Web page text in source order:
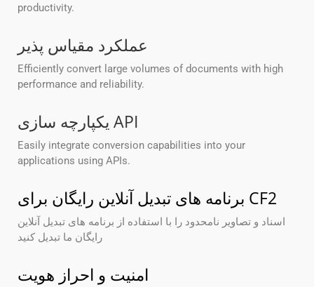
productivity.
عملکرد مقیاس پذیر
Efficiently convert large volumes of documents with high
performance and reliability.
یکپارچه سازی API
Easily integrate conversion capabilities into your
applications using APIs.
برنامه های تبدیل آنلاین رایگان برای CF2
اسناد و تصاویر نامحدود را با استفاده از برنامه های تبدیل آنلاین
رایگان ما تبدیل کنید
امنیت و احراز هویت